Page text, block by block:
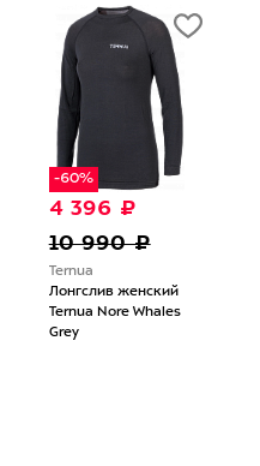
-60%
4 396 ₽
10 990 ₽
Ternua
Лонгслив женский
Ternua Nore Whales
Grey